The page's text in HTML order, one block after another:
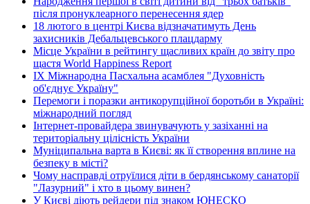
після пронуклеарного перенесення ядер
18 лютого в центрі Києва відзначатимуть День
захисників Дебальцевського плацдарму
Місце України в рейтингу щасливих країн до звіту про
щастя World Happiness Report
ІХ Міжнародна Пасхальна асамблея "Духовність
об'єднує Україну"
Перемоги і поразки антикорупційної боротьби в Україні:
міжнародний погляд
Інтернет-провайдера звинувачують у зазіханні на
територіальну цілісність України
Муніципальна варта в Києві: як її створення вплине на
безпеку в місті?
Чому насправді отруїлися діти в бердянському санаторії
"Лазурний" і хто в цьому винен?
У Києві діють рейдери під знаком ЮНЕСКО